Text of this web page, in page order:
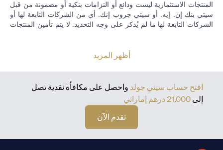
المنتجات الاستثمارية ليست ودائع أو التزامات بنكية أو مضمونة من قبل
سيتي بنك إن. إيه. أو سيتي جروب إنك. أي من الشركات التابعة لها أو
الشركات التابعة لها ما لم يُذكر على وجه التحديد. لا يتم تأمين المنتجات
المستثمر. الأداء السابق ليس مؤشرا على النتائج المستقبلية: الأسعار
في استثمارات و / أو منتجات خزينة مقومة بعملة أجنبية (غير محلية) على
دراية بمخاطر تقلبات أسعار الصرف التي قد تتسبب في خسارة رأس
المال عند تحويل العملة الأجنبية إلى العملة المحلية للمستثمرين. لا تتوفر
منتجات الاستثمار والخزانة للأشخاص الأمريكيين. تخضع جميع طلبات
الاستثمار ومنتجات الخزينة لشروط وأحكام الاستثمار الفردي ومنتجات
الخزينة. يدرك العميل أنه من مسؤوليته طلب المشورة القانونية و / أو
أظهر المزيد
افتح حساب سيتي جولد واحصل على مكافأة نقدية تصل
إلى
تقدم الآن